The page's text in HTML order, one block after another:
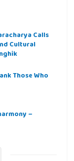
Calls
Cultural
Those Who
–